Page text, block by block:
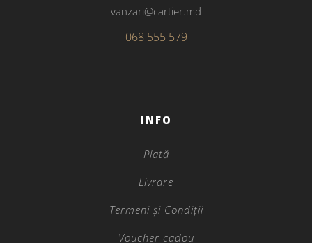
vanzari@cartier.md
068 555 579
INFO
Plată
Livrare
Termeni și Condiții
Voucher cadou